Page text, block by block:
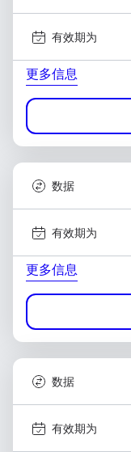
有效期为
更多信息
数据
有效期为
更多信息
数据
有效期为